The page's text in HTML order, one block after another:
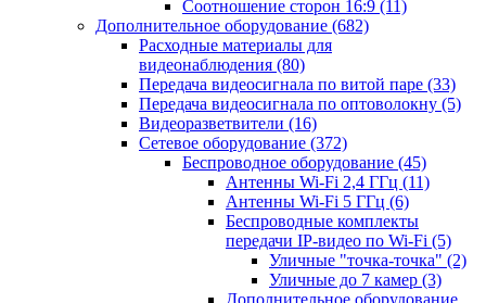
Соотношение сторон 16:9 (11)
Дополнительное оборудование (682)
Расходные материалы для
видеонаблюдения (80)
Передача видеосигнала по витой паре (33)
Передача видеосигнала по оптоволокну (5)
Видеоразветвители (16)
Сетевое оборудование (372)
Беспроводное оборудование (45)
Антенны Wi-Fi 2,4 ГГц (11)
Антенны Wi-Fi 5 ГГц (6)
Беспроводные комплекты
передачи IP-видео по Wi-Fi (5)
Уличные "точка-точка" (2)
Уличные до 7 камер (3)
Дополнительное оборудование